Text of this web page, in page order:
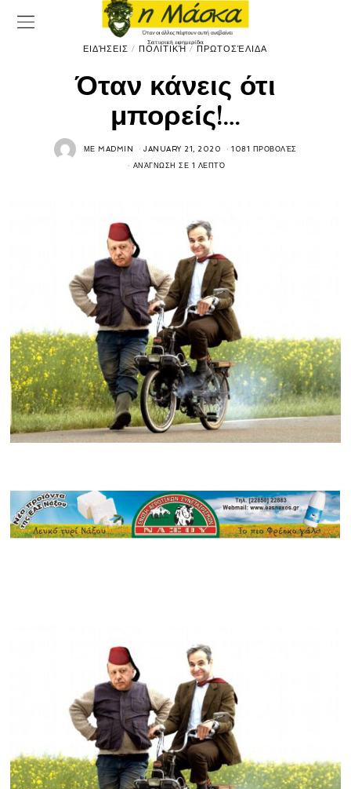
ΕΙΔΉΣΕΙΣ / ΠΟΛΙΤΙΚΉ / ΠΡΩΤΟΣΈΛΙΔΑ
Όταν κάνεις ότι
μπορείς!…
ΜΕMADMIN JANUARY 21, 2020 1081 ΠΡΟΒΟΛΈΣ
ΑΝΆΓΝΩΣΗ ΣΕ 1 ΛΕΠΤΌ